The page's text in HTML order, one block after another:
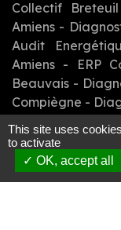
Collectif Breteuil
Amiens -
Audit
Amiens - ERP
Beauvais -
Compiègne -
CompiÃ¨gne
Audit
Compiègne-
This site uses
to activate
OK, accept all